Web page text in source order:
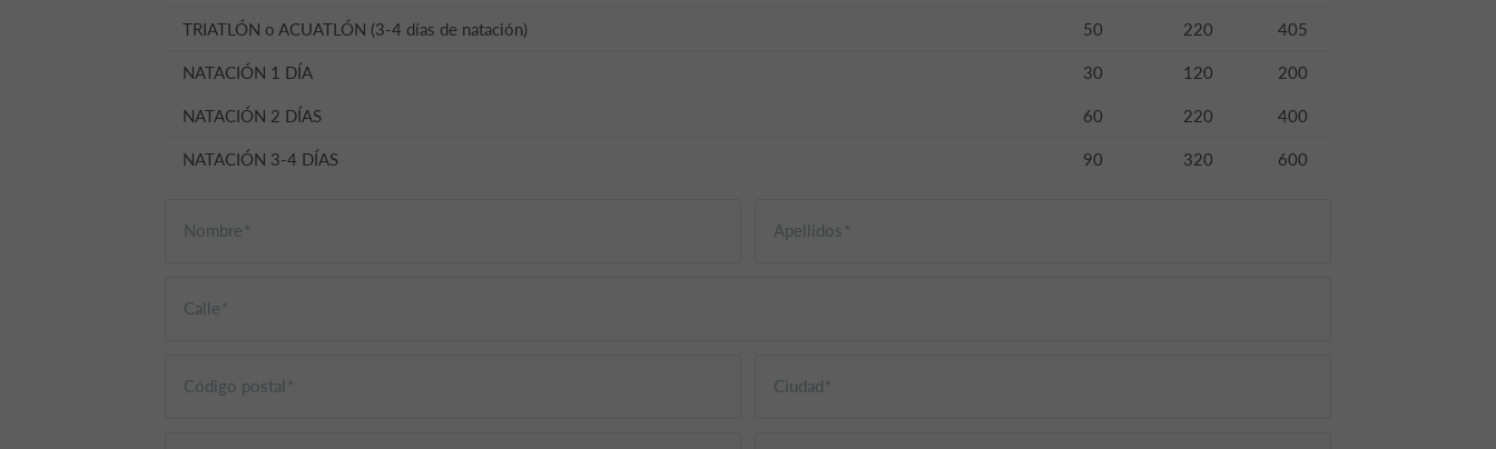
TRIATLÓN o ACUATLÓN (3-4 días de natación) 50 220 405
NATACIÓN 1 DÍA 30 120 200
NATACIÓN 2 DÍAS 60 220 400
NATACIÓN 3-4 DÍAS 90 320 600
Nombre Apellidos
Calle
Código postal Ciudad